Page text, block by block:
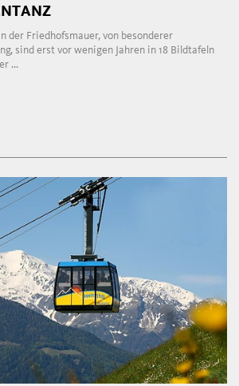
der Friedhofsmauer, von besonderer
sind erst vor wenigen Jahren in 18 Bildtafeln
...